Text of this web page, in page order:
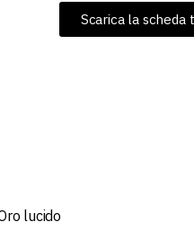
Scarica la scheda
lucido